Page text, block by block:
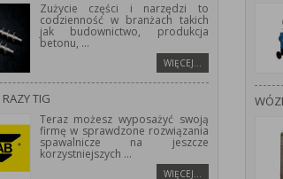
Zużycie części i narzędzi to
codzienność w branżach takich
jak budownictwo, produkcja
betonu, ...
WIĘCEJ…
RAZY TIG
Teraz możesz wyposażyć swoją
firmę w sprawdzone rozwiązania
spawalnicze na jeszcze
korzystniejszych ...
WIĘCEJ…